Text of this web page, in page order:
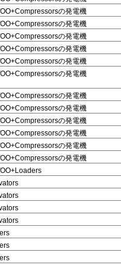
の発電機
の発電機
の発電機
の発電機
の発電機
の発電機
の発電機
の発電機
の発電機
の発電機
の発電機
の発電機